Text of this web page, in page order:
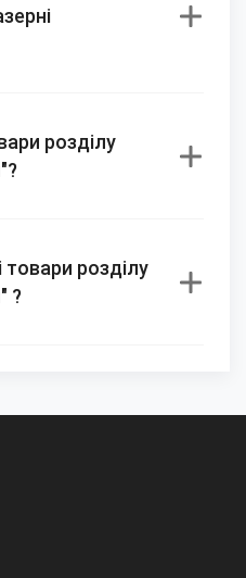
розділу
товари розділу
?